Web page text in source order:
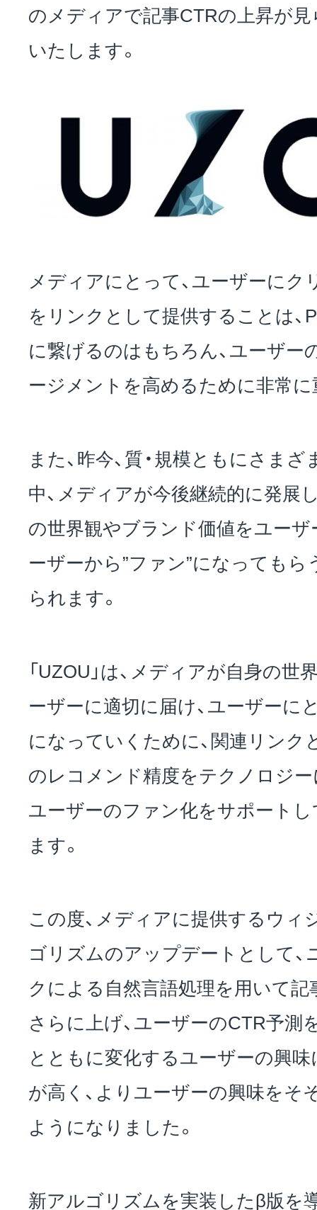
EVENT
アクセス
のメディアで記事CTRの上昇が
いたします。
メディアにとって、ユーザーに
をリンクとして提供することは、
に繋げるのはもちろん、ユーザ
ージメントを高めるために非常に
また、昨今、質・規模ともにさま
中、メディアが今後継続的に発展
の世界観やブランド価値をユーザ
ーザーから”ファン”になっても
られます。
「UZOU」は、メディアが自身の
ーザーに適切に届け、ユーザーに
になっていくために、関連リン
のレコメンド精度をテクノロジー
ユーザーのファン化をサポート
ます。
この度、メディアに提供するウ
ゴリズムのアップデートとして
クによる自然言語処理を用いて
さらに上げ、ユーザーのCTR予測
とともに変化するユーザーの興味
が高く、よりユーザーの興味をそ
ようになりました。
新アルゴリズムを実装したβ版を